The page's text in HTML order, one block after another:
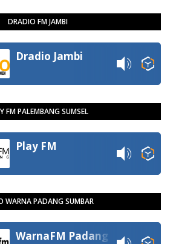
DRADIO FM JAMBI
Dradio Jambi
FM PALEMBANG SUMSEL
Play FM
WARNA PADANG SUMBAR
WarnaFM Padang